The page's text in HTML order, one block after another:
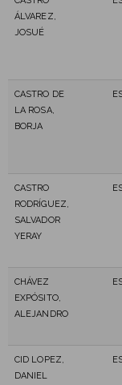
ÁLVAREZ,
JOSUÉ
CASTRO DE
LA ROSA,
BORJA
CASTRO
RODRÍGUEZ,
SALVADOR
YERAY
CHÁVEZ
EXPÓSITO,
ALEJANDRO
CID LOPEZ,
DANIEL